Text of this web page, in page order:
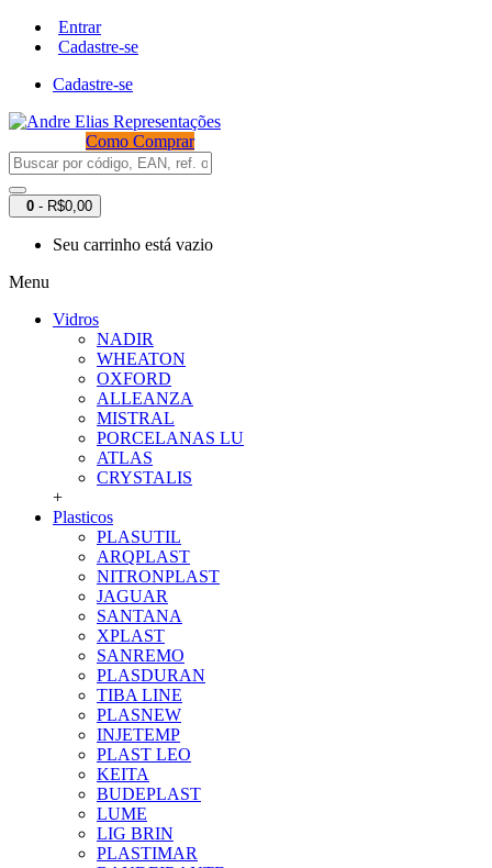
Entrar
Cadastre-se
Cadastre-se
Como Comprar
0 - R$0,00
Seu carrinho está vazio
Menu
Vidros
NADIR
WHEATON
OXFORD
ALLEANZA
MISTRAL
PORCELANAS LU
ATLAS
CRYSTALIS
+
Plasticos
PLASUTIL
ARQPLAST
NITRONPLAST
JAGUAR
SANTANA
XPLAST
SANREMO
PLASDURAN
TIBA LINE
PLASNEW
INJETEMP
PLAST LEO
KEITA
BUDEPLAST
LUME
LIG BRIN
PLASTIMAR